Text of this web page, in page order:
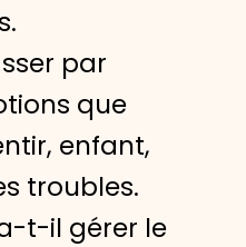
par
que
enfant,
troubles.
t-il gérer le